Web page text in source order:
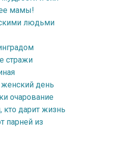
мамы!
людьми
стражи
день
очарование
дарит жизнь
парней из